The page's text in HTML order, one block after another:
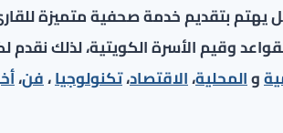
بتقديم خدمة صحفية متميزة للقارئ،
وقيم الأسرة الكويتية، لذلك
والمحلية،الاقتصاد،تكنولوجيا،فن،